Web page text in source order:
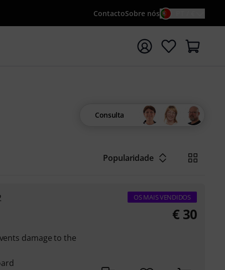
ContactoSobre nós
pesquisa com o termo de pesquisa {searchTerm}
Consulta
Popularidade
damage to the
OS MAIS VENDIDOS
€ 30